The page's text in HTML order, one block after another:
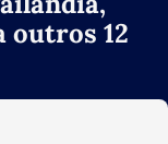
outros 12